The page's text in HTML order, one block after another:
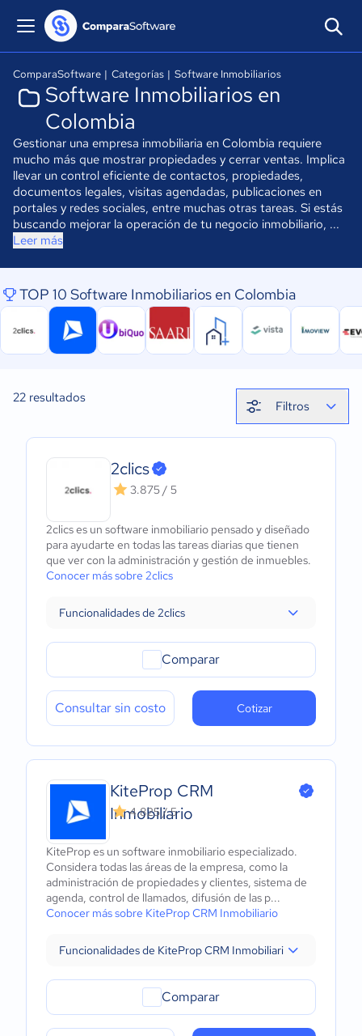
ComparaSoftware | Categorías | Software Inmobiliarios
Software Inmobiliarios en
Colombia
Gestionar una empresa inmobiliaria en Colombia requiere
mucho más que mostrar propiedades y cerrar ventas. Implica
llevar un control eficiente de contactos, propiedades,
documentos legales, visitas agendadas, publicaciones en
portales y redes sociales, entre muchas otras tareas. Si estás
buscando mejorar la operación de tu negocio inmobiliario, ...
Leer más
TOP 10 Software Inmobiliarios en Colombia
22 resultados
Filtros
2clics
3.875 / 5
2clics es un software inmobiliario pensado y diseñado
para ayudarte en todas las tareas diarias que tienen
que ver con la administración y gestión de inmuebles.
Conocer más sobre 2clics
Funcionalidades de 2clics
Comparar
Consultar sin costo Cotizar
KiteProp CRM
Inmobiliario
4.825 / 5
KiteProp es un software inmobiliario especializado.
Considera todas las áreas de la empresa, como la
administración de propiedades y clientes, sistema de
agenda, control de llamados, difusión de las p...
Conocer más sobre KiteProp CRM Inmobiliario
Funcionalidades de KiteProp CRM Inmobiliario
Comparar